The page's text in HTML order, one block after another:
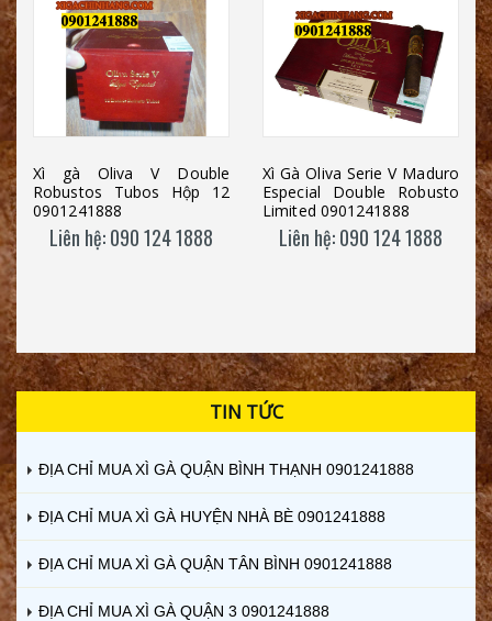
Xì gà Oliva V Double
Robustos Tubos Hộp 12
0901241888
Liên hệ: 090 124 1888
Xì Gà Oliva Serie V Maduro
Especial Double Robusto
Limited 0901241888
Liên hệ: 090 124 1888
TIN TỨC
ĐỊA CHỈ MUA XÌ GÀ QUẬN BÌNH THẠNH 0901241888
ĐỊA CHỈ MUA XÌ GÀ HUYỆN NHÀ BÈ 0901241888
ĐỊA CHỈ MUA XÌ GÀ QUẬN TÂN BÌNH 0901241888
ĐỊA CHỈ MUA XÌ GÀ QUẬN 3 0901241888